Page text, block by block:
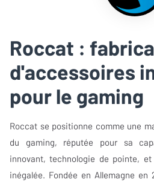
Roccat :
d'accessoires
pour le gaming
Roccat se positionne comme une
du gaming, réputée pour sa
innovant, technologie de pointe,
inégalée. Fondée en Allemagne en